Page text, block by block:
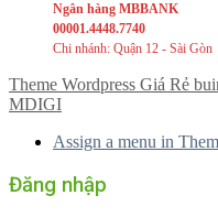
Ngân hàng MBBANK
00001.4448.7740
Chi nhánh: Quận 12 - Sài Gòn
Theme Wordpress Giá Rẻ
MDIGI
Assign a menu in
Đăng nhập